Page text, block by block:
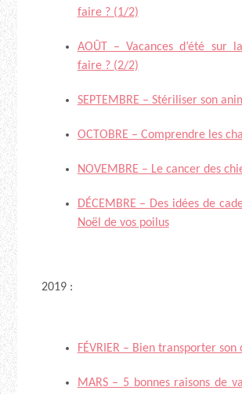
faire ? (1/2)
AOÛT – Vacances d’été sur
faire ? (2/2)
SEPTEMBRE – Stériliser son
OCTOBRE – Comprendre les
NOVEMBRE – Le cancer des
DÉCEMBRE – Des idées de
Noël de vos poilus
2019 :
FÉVRIER – Bien transporter son
MARS – 5 bonnes raisons de